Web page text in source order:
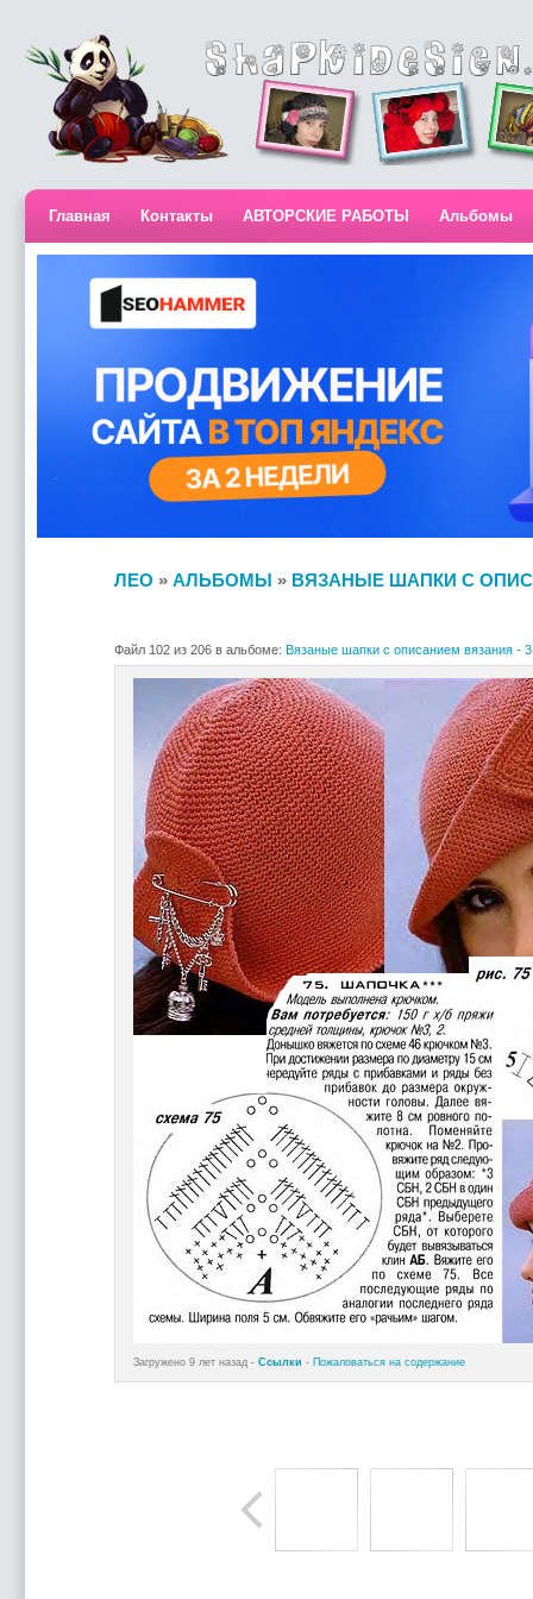
Главная Контакты АВТОРСКИЕ РАБОТЫ Альбомы
ЛЕО » АЛЬБОМЫ » ВЯЗАНЫЕ ШАПКИ С
Файл 102 из 206 в альбоме: Вязаные шапки с описанием вязания -
Загружено 9 лет назад - Ссылки - Пожаловаться на содержание